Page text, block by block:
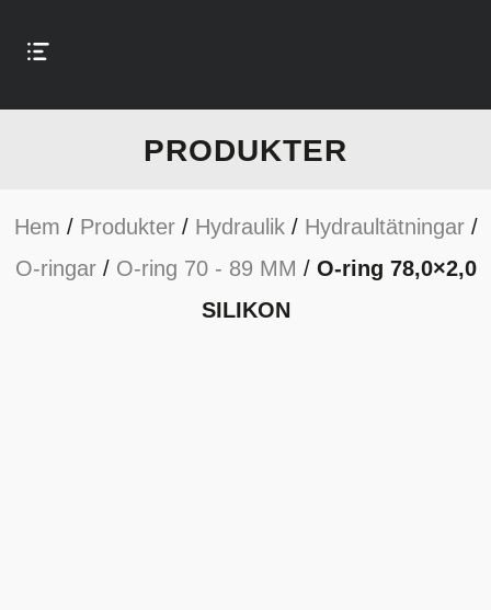
PRODUKTER
Hem / Produkter/ Hydraulik/ Hydraultätningar/
O-ringar/ O-ring 70 - 89 MM / O-ring 78,0×2,0
SILIKON